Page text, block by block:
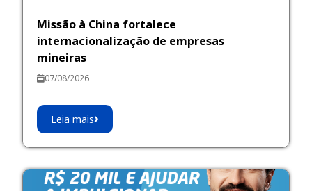
Missão à China fortalece
internacionalização de empresas
mineiras
07/08/2026
Leia mais